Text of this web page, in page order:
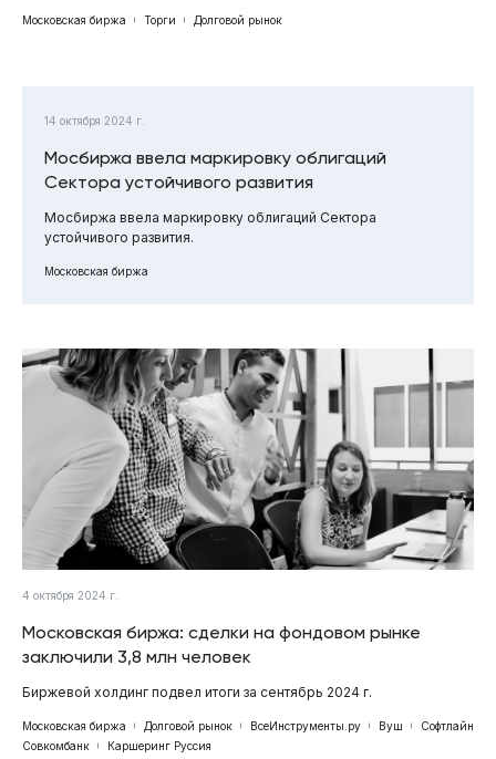
Московская биржа Торги Долговой рынок
14 октября 2024 г.
Мосбиржа ввела маркировку облигаций
Сектора устойчивого развития
Мосбиржа ввела маркировку облигаций Сектора
устойчивого развития.
Московская биржа
4 октября 2024 г.
Московская биржа: сделки на фондовом рынке
заключили 3,8 млн человек
Биржевой холдинг подвел итоги за сентябрь 2024 г.
Московская биржа Долговой рынок ВсеИнструменты.ру Вуш
Софтлайн
Совкомбанк
Каршеринг Руссия